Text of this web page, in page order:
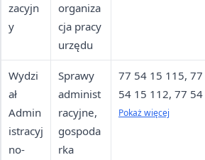
zacyjn
y
organiza
cja pracy
urzędu
Wydzi
ał
Admin
istracyj
no-
Sprawy
administ
racyjne,
gospoda
rka
77 54 15 115,
54 15 112, 77
15 110, 77 54 15
Pokaż więcej